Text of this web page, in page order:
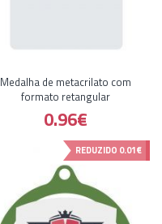
Medalha de metacrilato com
formato retangular
0.96€
REDUZIDO 0.01€